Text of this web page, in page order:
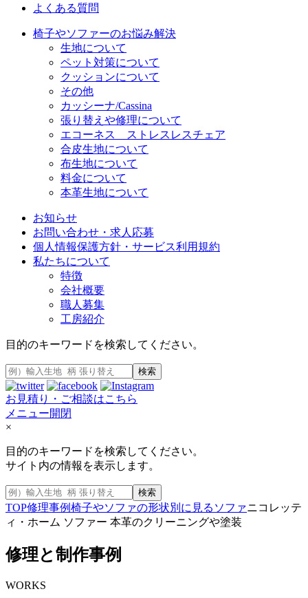
よくある質問
椅子やソファーのお悩み解決
生地について
ペット対策について
クッションについて
その他
カッシーナ/Cassina
張り替えや修理について
エコーネス ストレスレスチェア
合皮生地について
布生地について
料金について
本革生地について
お知らせ
お問い合わせ・求人応募
個人情報保護方針・サービス利用規約
私たちについて
特徴
会社概要
職人募集
工房紹介
目的のキーワードを検索してください。
検索
お見積り・ご相談はこちら
メニュー開閉
×
目的のキーワードを検索してください。
サイト内の情報を表示します。
検索
TOP修理事例椅子やソファの形状別に見る ソファニコレッテ
ィ・ホーム ソファー 本革のクリーニングや塗装
修理と制作事例
WORKS